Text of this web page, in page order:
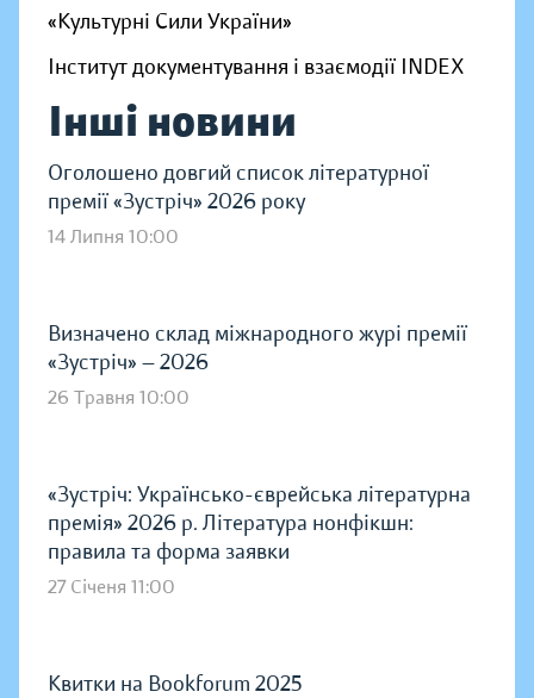
«Культурні Сили України»
Інститут документування і взаємодії INDEX
Інші новини
Оголошено довгий список літературної
премії «Зустріч» 2026 року
14 Липня 10:00
Визначено склад міжнародного журі премії
«Зустріч» — 2026
26 Травня 10:00
«Зустріч: Українсько-єврейська літературна
премія» 2026 р. Література нонфікшн:
правила та форма заявки
27 Січеня 11:00
Квитки на Bookforum 2025